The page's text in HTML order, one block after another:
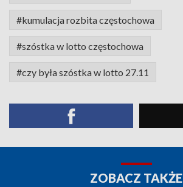
#kumulacja rozbita częstochowa
#szóstka w lotto częstochowa
#czy była szóstka w lotto 27.11
ZOBACZ TAKŻE